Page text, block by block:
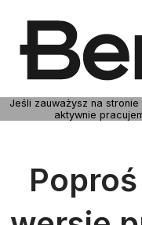
Jeśli zauważysz na
aktywnie